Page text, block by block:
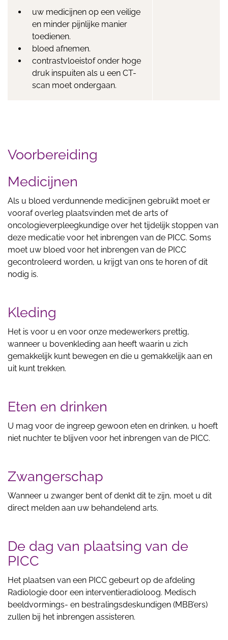
uw medicijnen op een veilige
en minder pijnlijke manier
toedienen.
bloed afnemen.
contrastvloeistof onder hoge
druk inspuiten als u een CT-
scan moet ondergaan.
Voorbereiding
Medicijnen
Als u bloed verdunnende medicijnen gebruikt moet er
vooraf overleg plaatsvinden met de arts of
oncologieverpleegkundige over het tijdelijk stoppen van
deze medicatie voor het inbrengen van de PICC. Soms
moet uw bloed voor het inbrengen van de PICC
gecontroleerd worden, u krijgt van ons te horen of dit
nodig is.
Kleding
Het is voor u en voor onze medewerkers prettig,
wanneer u bovenkleding aan heeft waarin u zich
gemakkelijk kunt bewegen en die u gemakkelijk aan en
uit kunt trekken.
Eten en drinken
U mag voor de ingreep gewoon eten en drinken, u hoeft
niet nuchter te blijven voor het inbrengen van de PICC.
Zwangerschap
Wanneer u zwanger bent of denkt dit te zijn, moet u dit
direct melden aan uw behandelend arts.
De dag van plaatsing van de
PICC
Het plaatsen van een PICC gebeurt op de afdeling
Radiologie door een interventieradioloog. Medisch
beeldvormings- en bestralingsdeskundigen (MBB’ers)
zullen bij het inbrengen assisteren.